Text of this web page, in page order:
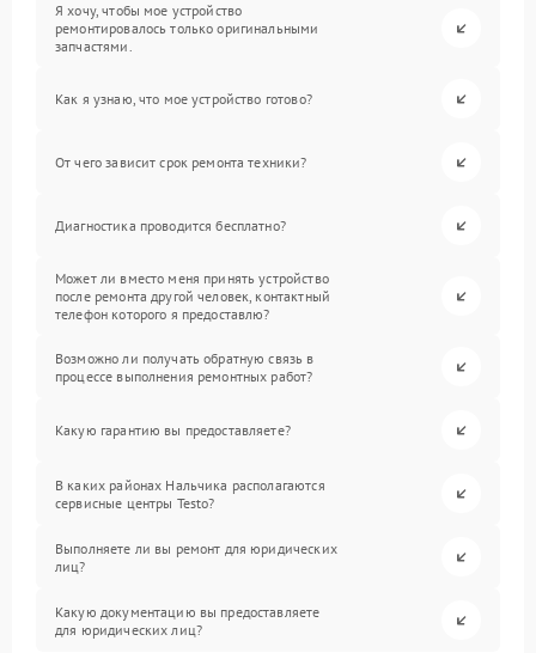
Я хочу, чтобы мое устройство
ремонтировалось только оригинальными
запчастями.
Как я узнаю, что мое устройство готово?
От чего зависит срок ремонта техники?
Диагностика проводится бесплатно?
Может ли вместо меня принять устройство
после ремонта другой человек, контактный
телефон которого я предоставлю?
Возможно ли получать обратную связь в
процессе выполнения ремонтных работ?
Какую гарантию вы предоставляете?
В каких районах Нальчика располагаются
сервисные центры Testo?
Выполняете ли вы ремонт для юридических
лиц?
Какую документацию вы предоставляете
для юридических лиц?